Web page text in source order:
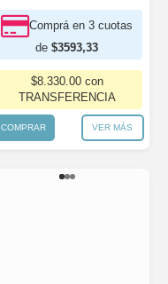
Comprá en 3 cuotas
de $3593,33
$8.330.00 con
TRANSFERENCIA
COMPRAR VER MÁS